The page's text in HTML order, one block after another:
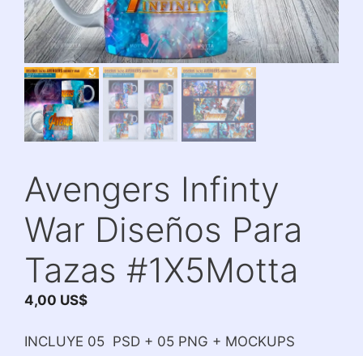
Avengers Infinty
War Diseños Para
Tazas #1X5Motta
4,00 US$
INCLUYE 05 PSD + 05 PNG + MOCKUPS